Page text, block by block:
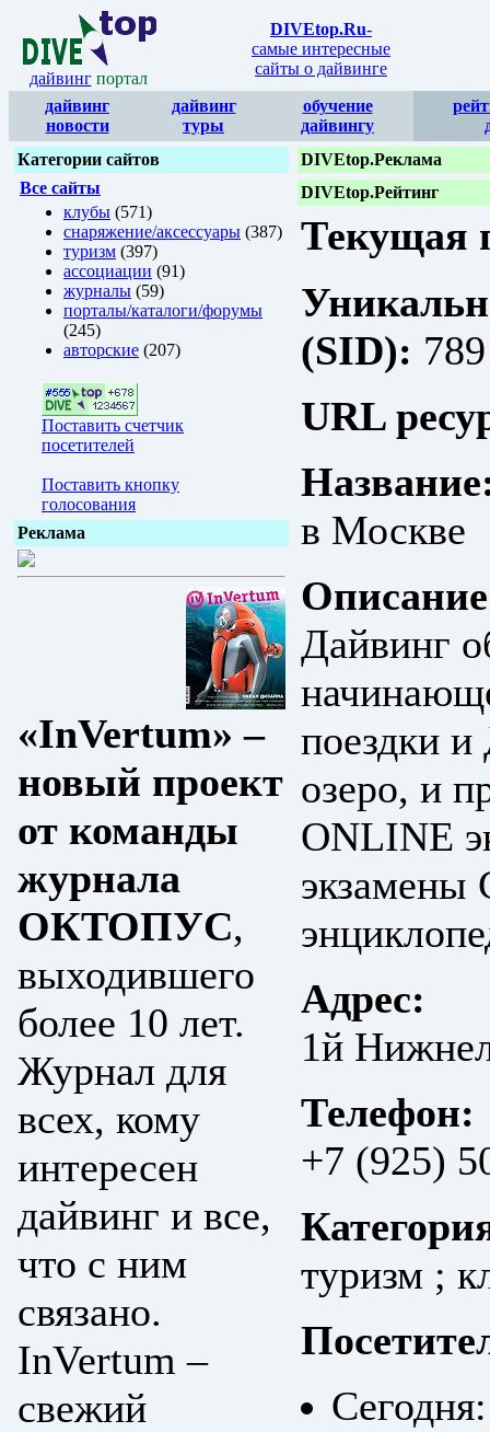
дайвинг портал
DIVEtop.Ru-
самые интересные
сайты о дайвинге
дайвинг
новости
дайвинг
туры
обучение
дайвингу
Категории сайтов
Все сайты
клубы (571)
снаряжение/аксессуары (387)
туризм (397)
ассоциации (91)
журналы (59)
порталы/каталоги/форумы
(245)
авторские (207)
Поставить счетчик
посетителей
Поставить кнопку
голосования
Реклама
«InVertum» –
новый проект
от команды
журнала
ОКТОПУС,
выходившего
более 10 лет.
Журнал для
всех, кому
интересен
дайвинг и все,
что с ним
связано.
InVertum –
свежий
DIVEtop.Реклама
DIVEtop.Рейтинг
Текущая
(SID): 789
URL
в Москве
Дайвинг
поездки
озеро, и
ONLINE
экзамены
Адрес:
1й
Телефон:
+7 (925)
туризм ;